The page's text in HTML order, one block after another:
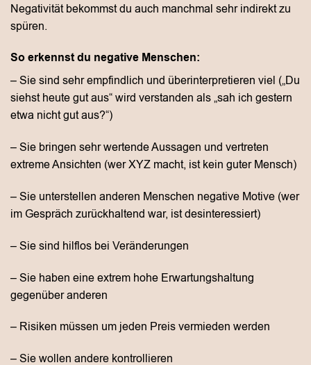
Negativität bekommst du auch manchmal sehr indirekt zu
spüren.
So erkennst du negative Menschen:
– Sie sind sehr empfindlich und überinterpretieren viel („Du
siehst heute gut aus“ wird verstanden als „sah ich gestern
etwa nicht gut aus?“)
– Sie bringen sehr wertende Aussagen und vertreten
extreme Ansichten (wer XYZ macht, ist kein guter Mensch)
– Sie unterstellen anderen Menschen negative Motive (wer
im Gespräch zurückhaltend war, ist desinteressiert)
– Sie sind hilflos bei Veränderungen
– Sie haben eine extrem hohe Erwartungshaltung
gegenüber anderen
– Risiken müssen um jeden Preis vermieden werden
– Sie wollen andere kontrollieren